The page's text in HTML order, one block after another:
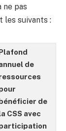
ne pas
les suivants :
de
de
CSS avec